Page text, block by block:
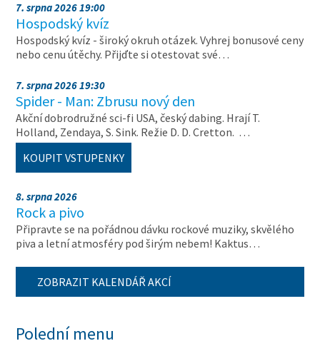
7. srpna 2026 19:00
Hospodský kvíz
Hospodský kvíz - široký okruh otázek. Vyhrej bonusové ceny
nebo cenu útěchy. Přijďte si otestovat své…
7. srpna 2026 19:30
Spider - Man: Zbrusu nový den
Akční dobrodružné sci-fi USA, český dabing. Hrají T.
Holland, Zendaya, S. Sink. Režie D. D. Cretton. …
KOUPIT VSTUPENKY
8. srpna 2026
Rock a pivo
Připravte se na pořádnou dávku rockové muziky, skvělého
piva a letní atmosféry pod širým nebem! Kaktus…
ZOBRAZIT KALENDÁŘ AKCÍ
Polední menu